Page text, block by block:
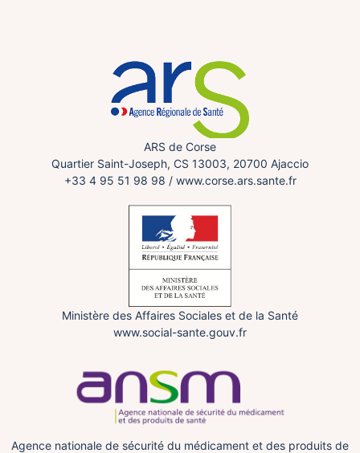
ARS de Corse
Quartier Saint-Joseph, CS 13003, 20700 Ajaccio
+33 4 95 51 98 98 / www.corse.ars.sante.fr
Ministère des Affaires Sociales et de la Santé
www.social-sante.gouv.fr
Agence nationale de sécurité du médicament et des produits de